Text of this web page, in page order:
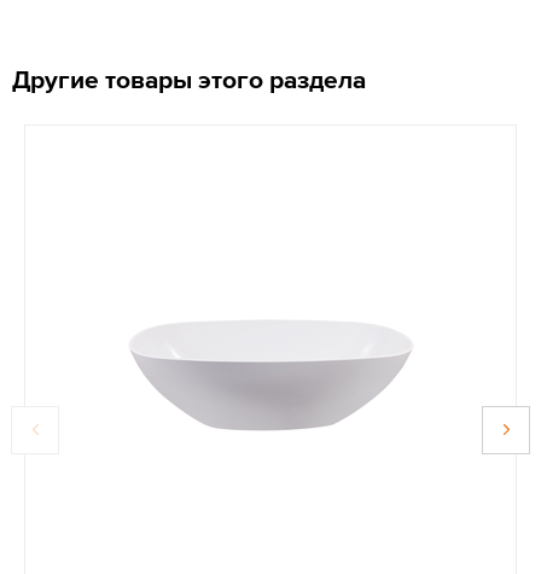
Другие товары этого раздела